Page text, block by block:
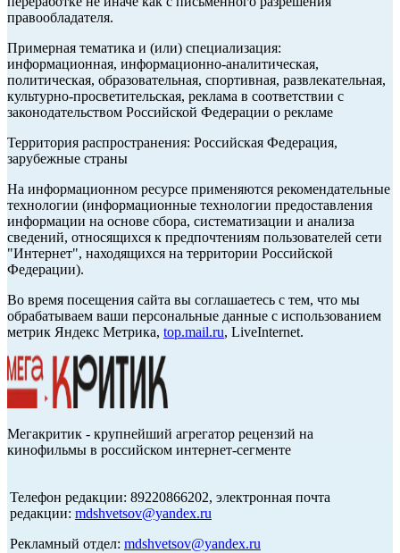
правообладателя.
Примерная тематика и (или) специализация:
информационная, информационно-аналитическая,
политическая, образовательная, спортивная, развлекательная,
культурно-просветительская, реклама в соответствии с
законодательством Российской Федерации о рекламе
Территория распространения: Российская Федерация,
зарубежные страны
На информационном ресурсе применяются рекомендательные
технологии (информационные технологии предоставления
информации на основе сбора, систематизации и анализа
сведений, относящихся к предпочтениям пользователей сети
"Интернет", находящихся на территории Российской
Федерации).
Во время посещения сайта вы соглашаетесь с тем, что мы
обрабатываем ваши персональные данные с использованием
метрик Яндекс Метрика, top.mail.ru, LiveInternet.
Мегакритик - крупнейший агрегатор рецензий на
кинофильмы в российском интернет-сегменте
Телефон редакции: 89220866202, электронная почта
редакции: mdshvetsov@yandex.ru
Рекламный отдел: mdshvetsov@yandex.ru